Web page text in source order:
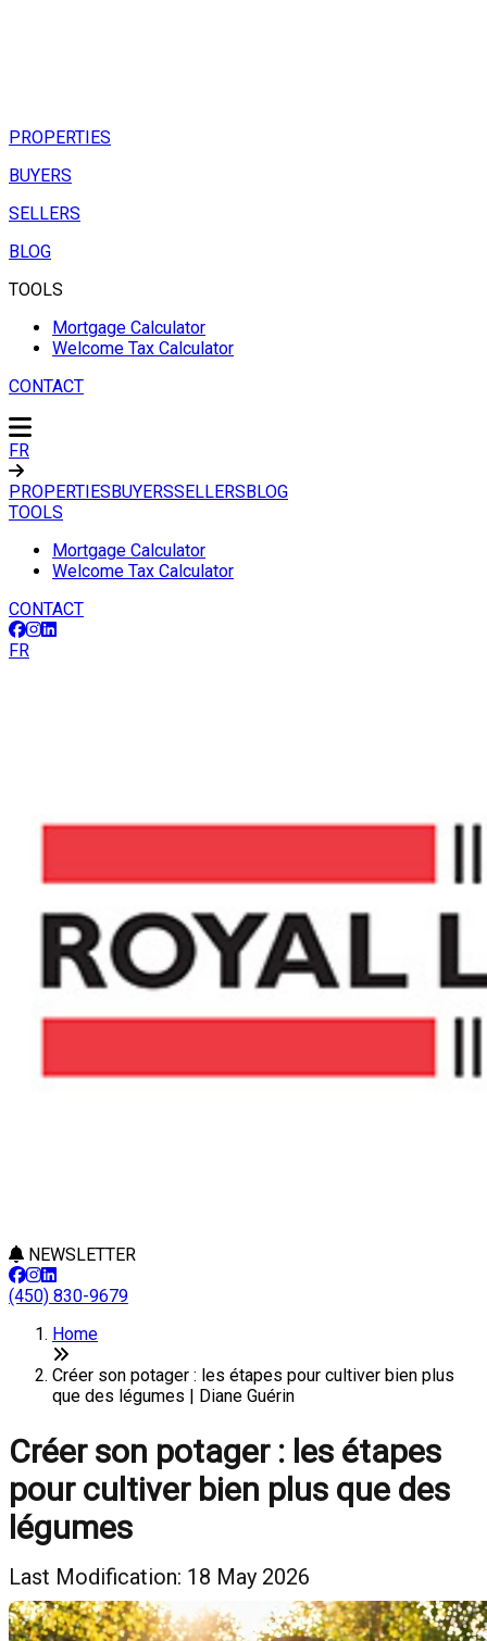
PROPERTIES
BUYERS
SELLERS
BLOG
TOOLS
Mortgage Calculator
Welcome Tax Calculator
CONTACT
FR
PROPERTIESBUYERSSELLERSBLOG
TOOLS
Mortgage Calculator
Welcome Tax Calculator
CONTACT
FR
NEWSLETTER
(450) 830-9679
Home
Créer son potager : les étapes pour cultiver bien plus
que des légumes | Diane Guérin
Créer son potager : les étapes
pour cultiver bien plus que des
légumes
Last Modification: 18 May 2026